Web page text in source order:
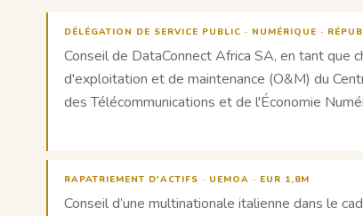
DÉLÉGATION DE SERVICE PUBLIC · NUMÉRIQUE ·
Conseil de DataConnect Africa SA, en tant que
d'exploitation et de maintenance (O&M) du
des Télécommunications et de l'Économie
RAPATRIEMENT D'ACTIFS · UEMOA · EUR 1,8M
Conseil d’une multinationale italienne dans le